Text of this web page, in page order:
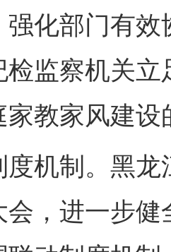
强化部门有
检监察机关
家教家风建设
制。黑龙
会，进一步